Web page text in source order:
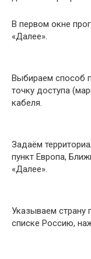
В первом окне
«Далее».
Выбираем способ
точку доступа
кабеля.
Задаём
пункт Европа,
«Далее».
Указываем страну
списке Россию,